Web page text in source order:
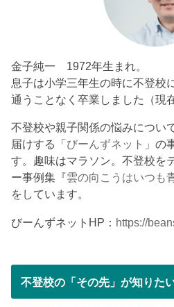
金子純一 1972年生まれ。
息子は小学三年生の時に不登校
通うことなく卒業しました（現
不登校や親子関係の悩みについ
届けする「 びーんずネット 」の
す。趣味はマラソン。不登校を
ー事例集『雲の向こうはいつも
をしています。
びーんずネットHP： https://
不登校の「その先」が知りた